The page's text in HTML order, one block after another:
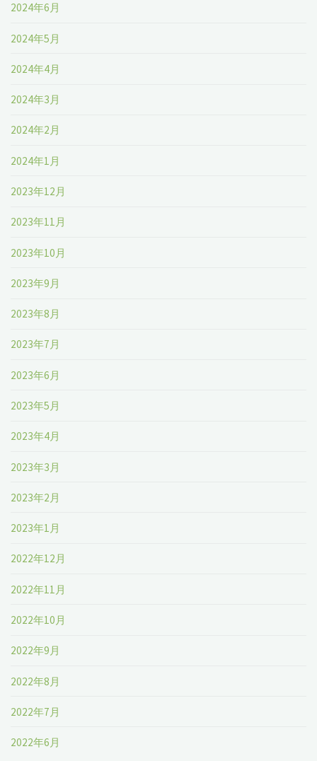
2024年6月
2024年5月
2024年4月
2024年3月
2024年2月
2024年1月
2023年12月
2023年11月
2023年10月
2023年9月
2023年8月
2023年7月
2023年6月
2023年5月
2023年4月
2023年3月
2023年2月
2023年1月
2022年12月
2022年11月
2022年10月
2022年9月
2022年8月
2022年7月
2022年6月